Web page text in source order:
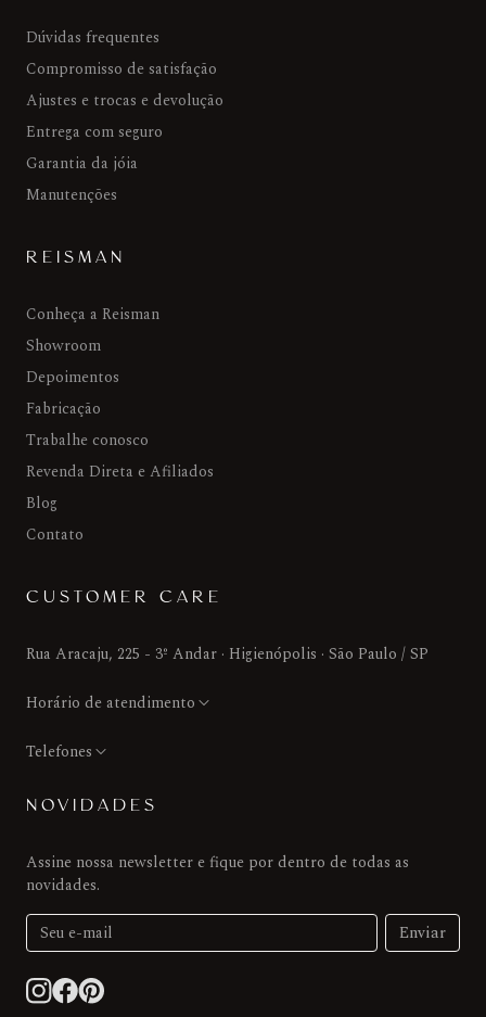
Dúvidas frequentes
Compromisso de satisfação
Ajustes e trocas e devolução
Entrega com seguro
Garantia da jóia
Manutenções
REISMAN
Conheça a Reisman
Showroom
Depoimentos
Fabricação
Trabalhe conosco
Revenda Direta e Afiliados
Blog
Contato
CUSTOMER CARE
Rua Aracaju, 225 - 3º Andar · Higienópolis · São Paulo / SP
Horário de atendimento
Telefones
NOVIDADES
Assine nossa newsletter e fique por dentro de todas as
novidades.
Enviar